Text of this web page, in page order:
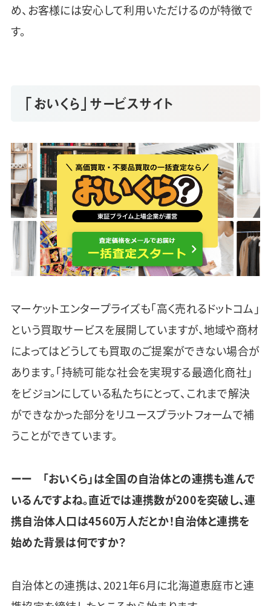
め、お客様には安心して利用いただけるのが特徴で
す。
「おいくら」サービスサイト
マーケットエンタープライズも「高く売れるドットコム」
という買取サービスを展開していますが、地域や商材
によってはどうしても買取のご提案ができない場合が
あります。「持続可能な社会を実現する最適化商社」
をビジョンにしている私たちにとって、これまで解決
ができなかった部分をリユースプラットフォームで補
うことができています。
ーー 「おいくら」は全国の自治体との連携も進んで
いるんですよね。直近では連携数が200を突破し、連
携自治体人口は4560万人だとか！自治体と連携を
始めた背景は何ですか？
自治体との連携は、2021年6月に北海道恵庭市と連